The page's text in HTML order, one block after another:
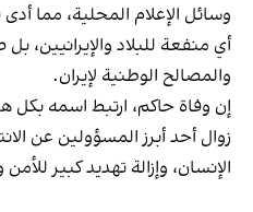
وسائل الإعلام المحلية، مما
أي منفعة للبلاد والإيرانيين،
والمصالح الوطنية لإيران.
إن وفاة حاكم، ارتبط اسمه بكل
زوال أحد أبرز المسؤولين عن
الإنسان، وإزالة تهديد كبير